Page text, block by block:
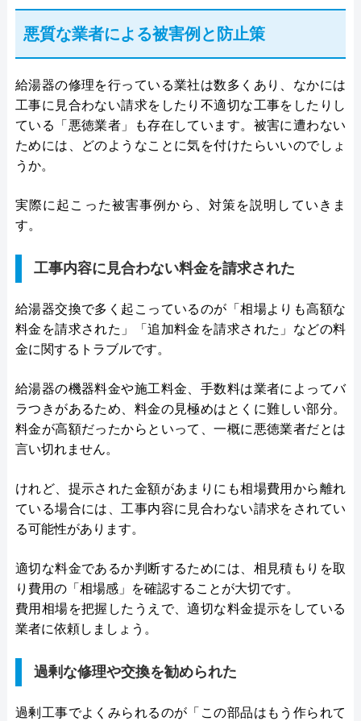
悪質な業者による被害例と防止策
給湯器の修理を行っている業社は数多くあり、なかには
工事に見合わない請求をしたり不適切な工事をしたりし
ている「悪徳業者」も存在しています。被害に遭わない
ためには、どのようなことに気を付けたらいいのでしょ
うか。
実際に起こった被害事例から、対策を説明していきま
す。
工事内容に見合わない料金を請求された
給湯器交換で多く起こっているのが「相場よりも高額な
料金を請求された」「追加料金を請求された」などの料
金に関するトラブルです。
給湯器の機器料金や施工料金、手数料は業者によってバ
ラつきがあるため、料金の見極めはとくに難しい部分。
料金が高額だったからといって、一概に悪徳業者だとは
言い切れません。
けれど、提示された金額があまりにも相場費用から離れ
ている場合には、工事内容に見合わない請求をされてい
る可能性があります。
適切な料金であるか判断するためには、相見積もりを取
り費用の「相場感」を確認することが大切です。
費用相場を把握したうえで、適切な料金提示をしている
業者に依頼しましょう。
過剰な修理や交換を勧められた
過剰工事でよくみられるのが「この部品はもう作られて